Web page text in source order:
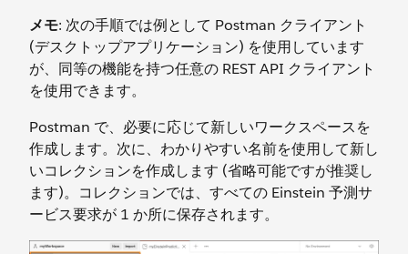
メモ: 次の手順では例として Postman クライアント
(デスクトップアプリケーション) を使用しています
が、同等の機能を持つ任意の REST API クライアント
を使用できます。
Postman で、必要に応じて新しいワークスペースを
作成します。次に、わかりやすい名前を使用して新し
いコレクションを作成します (省略可能ですが推奨し
ます)。コレクションでは、すべての Einstein 予測サ
ービス要求が 1 か所に保存されます。